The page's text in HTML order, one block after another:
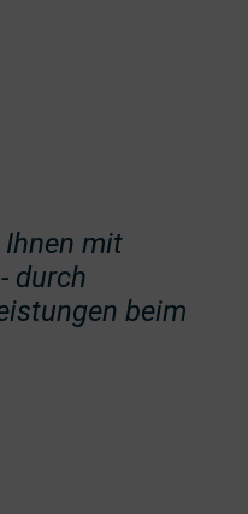
Ihnen mit
durch
beim